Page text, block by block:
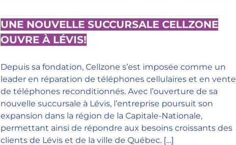
UNE NOUVELLE SUCCURSALE CELLZONE
OUVRE À LÉVIS!
Depuis sa fondation, Cellzone s’est imposée comme un
leader en réparation de téléphones cellulaires et en vente
de téléphones reconditionnés. Avec l’ouverture de sa
nouvelle succursale à Lévis, l’entreprise poursuit son
expansion dans la région de la Capitale-Nationale,
permettant ainsi de répondre aux besoins croissants des
clients de Lévis et de la ville de Québec. […]